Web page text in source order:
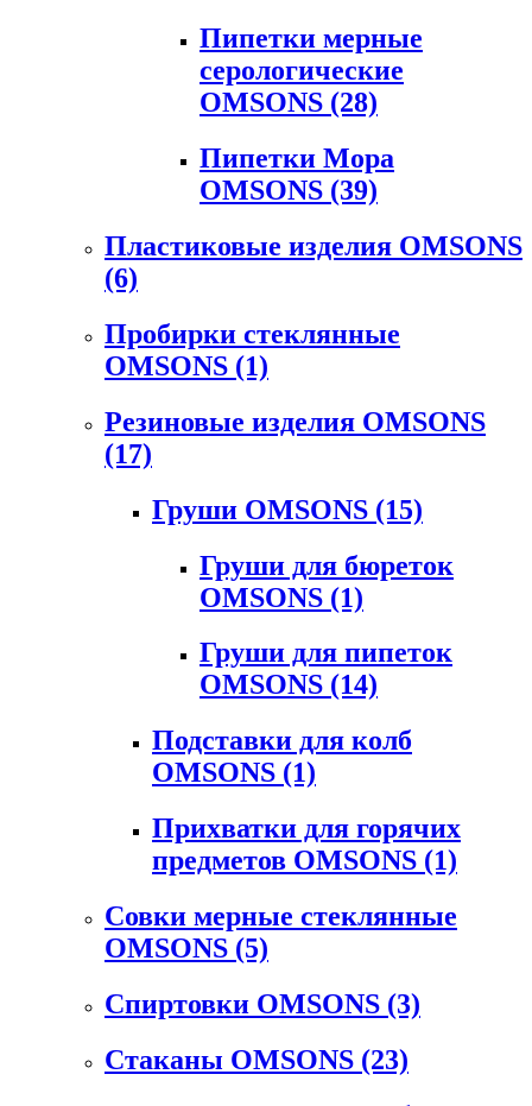
Пипетки мерные
серологические
OMSONS (28)
Пипетки Мора
OMSONS (39)
Пластиковые изделия OMSONS
(6)
Пробирки стеклянные
OMSONS (1)
Резиновые изделия OMSONS
(17)
Груши OMSONS (15)
Груши для бюреток
OMSONS (1)
Груши для пипеток
OMSONS (14)
Подставки для колб
OMSONS (1)
Прихватки для горячих
предметов OMSONS (1)
Совки мерные стеклянные
OMSONS (5)
Спиртовки OMSONS (3)
Стаканы OMSONS (23)